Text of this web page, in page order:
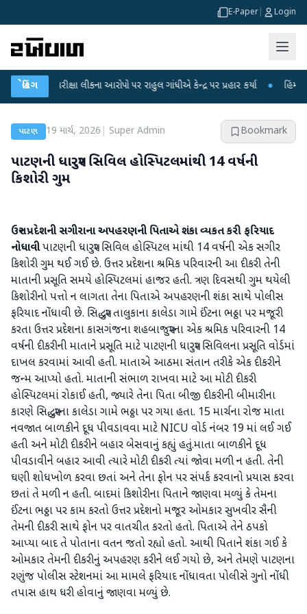
E-Paper Login
બ્રેકિંગ
પરીક્ષા લીકના આરોપો પર રાહુલ ગાંધીએ કેન્દ્ર પર પ્રહાર કર્યા ● હિંમતનગરમાં
પાટણ 19 માર્ચ, 2026 Super Admin Bookmark
પાટણની ધારપુર સિવિલ હોસ્પિટલમાંથી 14 વર્ષની
કિશોરી ગુમ
ઉત્તર પ્રદેશની સગીરાના અપહરણની પિતાએ શંકા વ્યકત કરી ફરિયાદ
નોધાવીપાટણની ધારપુર સિવિલ હોસ્પિટલ માંથી 14 વર્ષની એક સગીર
કિશોરી ગુમ થઈ ગઈ છે. ઉત્તર પ્રદેશના શ્રમિક પરિવારની આ દીકરી તેની
માતાની પ્રસૂતિ સમયે હોસ્પિટલમાં હાજર હતી. ત્રણ દિવસથી ગુમ થયેલી
કિશોરીનો પત્તો ન લાગતા તેના પિતાએ અપહરણની શંકા સાથે પોલીસ
ફરિયાદ નોંધાવી છે. સિદ્ધપુર તાલુકાના કાલેડા ગામે ઈંટના ભઠ્ઠા પર મજૂરી
કરતા ઉત્તર પ્રદેશના કાસગંજના શહબાજપુરના એક શ્રમિક પરિવારની 14
વર્ષની દીકરીની માતાને પ્રસૂતિ માટે પાટણની ધારપુર સિવિલના પ્રસૂતિ વોર્ડમાં
દાખલ કરવામાં આવી હતી. માતાએ આઠમા સંતાન તરીકે એક દીકરીને
જન્મ આપ્યો હતો. માતાની સંભાળ રાખવા માટે આ મોટી દીકરી
હોસ્પિટલમાં રોકાઈ હતી, જ્યારે તેના પિતા બીજી દીકરીની બીમારીના
કારણે સિદ્ધપુરના કાલેડા ગામે ભઠ્ઠા પર ગયા હતા. 15 માર્ચના રોજ માતા
નવજાત બાળકીને દૂધ પીવડાવવા માટે NICU વોર્ડ નંબર 19 માં લઈ ગઈ
હતી અને મોટી દીકરીને બહાર બેસવાનું કહ્યું હતું.માતા બાળકીને દૂધ
પીવડાવીને બહાર આવી ત્યારે મોટી દીકરી ત્યાં જોવા મળી ન હતી. તેની
ઘણી શોધખોળ કરવા છતાં અને તેના ફોન પર સંપર્ક કરવાનો પ્રયાસ કરવા
છતાં તે મળી ન હતી. બાદમાં કિશોરીના પિતાને જાણવા મળ્યું કે તેમના
ઈંટના ભઠ્ઠા પર કામ કરતો ઉત્તર પ્રદેશનો મજૂર ઓમકાર સુખવીર સૈની
તેમની દીકરી સાથે ફોન પર વાતચીત કરતો હતો. પિતાએ તેને ઠપકો
આપ્યા બાદ તે પોતાના વતન જતો રહ્યો હતો. આથી પિતાને શંકા ગઈ કે
ઓમકાર તેમની દીકરીનું અપહરણ કરીને લઈ ગયો છે, અને તેમણે પાટણના
રણુંજ પોલીસ સ્ટેશનમાં આ મામલે ફરિયાદ નોંધાવતા પોલીસે ગુનો નોંધી
તપાસ હાથ ધરી હોવાનું જાણવા મળ્યું છે.